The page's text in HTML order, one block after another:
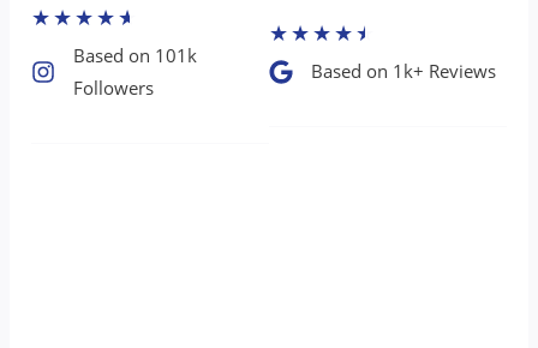
★★★★★
Based on 101k
Followers​
★★★★★
Based on 1k+ Reviews​